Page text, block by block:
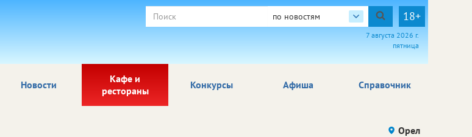
по новостям 18+
7 августа 2026 г.
пятница
Новости
Кафе и
рестораны
Афиша Справочник
Конкурсы
Орел